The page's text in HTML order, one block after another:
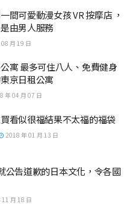
間可愛動漫女孩 VR 按摩店 ，
由男人服務
月 19 日
寓 最多可住八人、免費健身
京日租公寓
年 04 月 07 日
看似很福結果不太福的福袋
2018 年 01 月 13 日
公告道歉的日本文化，令各國
月 18 日